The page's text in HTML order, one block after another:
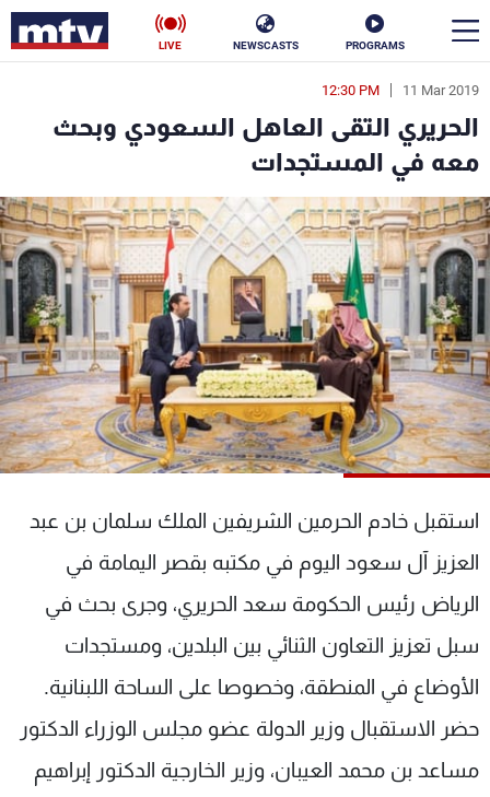
PROGRAMS
NEWSCASTS
LIVE
11 Mar 2019
12:30 PM
الحريري التقى العاهل السعودي وبحث
معه في المستجدات
استقبل خادم الحرمين الشريفين الملك سلمان بن عبد
العزيز آل سعود اليوم في مكتبه بقصر اليمامة في
الرياض رئيس الحكومة سعد الحريري، وجرى بحث في
سبل تعزيز التعاون الثنائي بين البلدين، ومستجدات
الأوضاع في المنطقة، وخصوصا على الساحة اللبنانية.
حضر الاستقبال وزير الدولة عضو مجلس الوزراء الدكتور
مساعد بن محمد العيبان، وزير الخارجية الدكتور إبراهيم
en
الأخبار
سياسة ناس
إقتصاد فن
منوعات رياضة
كأس العالم
البرامج
جدول البرامج
شاهد البرامج
عن MTV
الإنـتـاج
لاعلاناتكم
وظائف
تواصل معنا
شروط الإسـتخدام
سياسة الخصوصية